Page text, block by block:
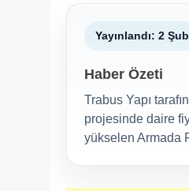
Yayınlandı: 2
Haber Özeti
Trabus Yapı
projesinde daire
yükselen Armada